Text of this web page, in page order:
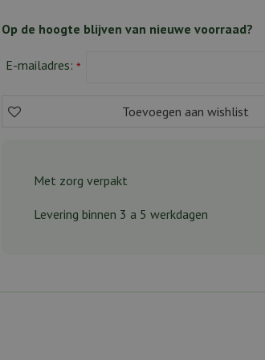
Op de hoogte blijven van nieuwe voorraad?
E-mailadres: *
Met zorg verpakt
Levering binnen 3 a 5 werkdagen